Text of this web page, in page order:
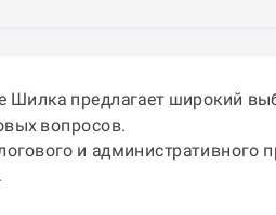
Шилка предлагает широкий
вопросов.
и